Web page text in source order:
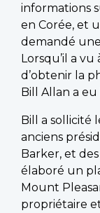
informations
en Corée, et
demandé
Lorsqu’il a
d’obtenir la
Bill Allan a eu
Bill a sollicité
anciens
Barker, et
élaboré un
Mount
propriétaire